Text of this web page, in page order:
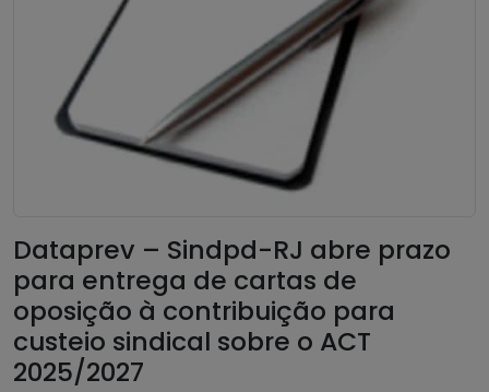
Dataprev – Sindpd-RJ abre prazo
para entrega de cartas de
oposição à contribuição para
custeio sindical sobre o ACT
2025/2027